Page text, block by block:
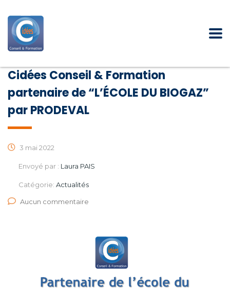
Cidées Conseil & Formation
partenaire de “L’ÉCOLE DU BIOGAZ”
par PRODEVAL
3 mai 2022
Envoyé par : Laura PAIS
Catégorie: Actualités
Aucun commentaire